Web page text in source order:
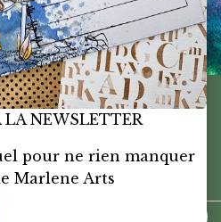
NEWSLETTER
pour ne rien manquer
Marlene Arts
OK